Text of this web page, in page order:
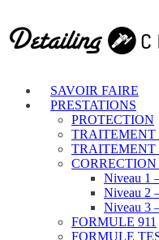
SAVOIR FAIRE
PRESTATIONS
PROTECTION
TRAITEMENT
TRAITEMENT
Niveau 1
Niveau 2
Niveau 3
FORMULE 911
FORMULE